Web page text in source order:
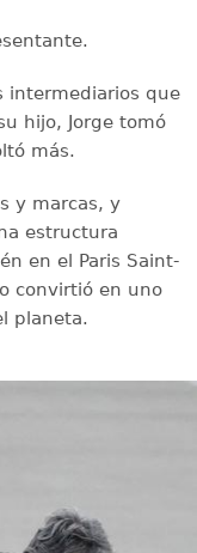
intermediarios que
hijo, Jorge tomó
más.
y marcas, y
estructura
en el Paris Saint-
convirtió en uno
planeta.